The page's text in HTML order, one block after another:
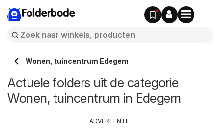
Folderbode
Wonen, tuincentrum Edegem
Actuele folders uit de categorie
Wonen, tuincentrum in Edegem
ADVERTENTIE